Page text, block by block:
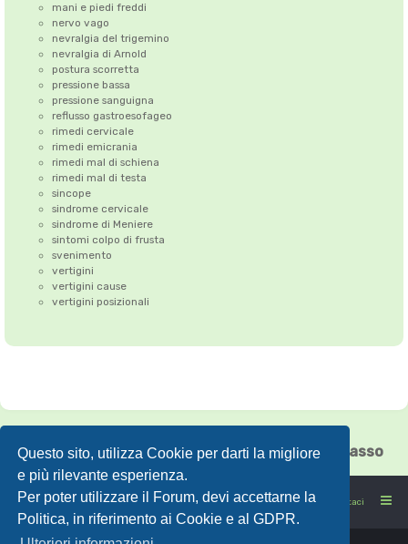
Questo sito, utilizza Cookie per darti la migliore
e più rilevante esperienza.
Per poter utilizzare il Forum, devi accettarne la
Politica, in riferimento ai Cookie e al GDPR.
mani e piedi freddi
nervo vago
nevralgia del trigemino
nevralgia di Arnold
postura scorretta
pressione bassa
pressione sanguigna
reflusso gastroesofageo
rimedi cervicale
rimedi emicrania
rimedi mal di schiena
rimedi mal di testa
sincope
sindrome cervicale
sindrome di Meniere
sintomi colpo di frusta
svenimento
vertigini
vertigini cause
vertigini posizionali
•
Cefalea tensiva•Vertigini•Floating Chiasso
FORUMSANO: la salute non è l'assenza di malattia Contattaci